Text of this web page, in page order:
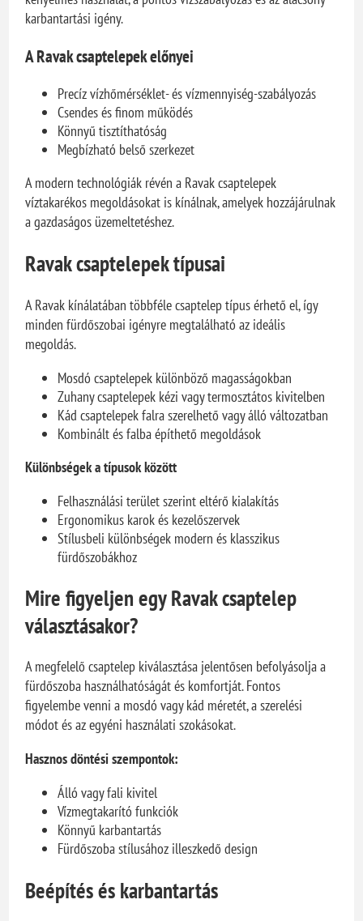
karbantartási igény.
A Ravak csaptelepek előnyei
Precíz vízhőmérséklet- és vízmennyiség-szabályozás
Csendes és finom működés
Könnyű tisztíthatóság
Megbízható belső szerkezet
A modern technológiák révén a Ravak csaptelepek
víztakarékos megoldásokat is kínálnak, amelyek hozzájárulnak
a gazdaságos üzemeltetéshez.
Ravak csaptelepek típusai
A Ravak kínálatában többféle csaptelep típus érhető el, így
minden fürdőszobai igényre megtalálható az ideális
megoldás.
Mosdó csaptelepek különböző magasságokban
Zuhany csaptelepek kézi vagy termosztátos kivitelben
Kád csaptelepek falra szerelhető vagy álló változatban
Kombinált és falba építhető megoldások
Különbségek a típusok között
Felhasználási terület szerint eltérő kialakítás
Ergonomikus karok és kezelőszervek
Stílusbeli különbségek modern és klasszikus
fürdőszobákhoz
Mire figyeljen egy Ravak csaptelep
választásakor?
A megfelelő csaptelep kiválasztása jelentősen befolyásolja a
fürdőszoba használhatóságát és komfortját. Fontos
figyelembe venni a mosdó vagy kád méretét, a szerelési
módot és az egyéni használati szokásokat.
Hasznos döntési szempontok:
Álló vagy fali kivitel
Vízmegtakarító funkciók
Könnyű karbantartás
Fürdőszoba stílusához illeszkedő design
Beépítés és karbantartás